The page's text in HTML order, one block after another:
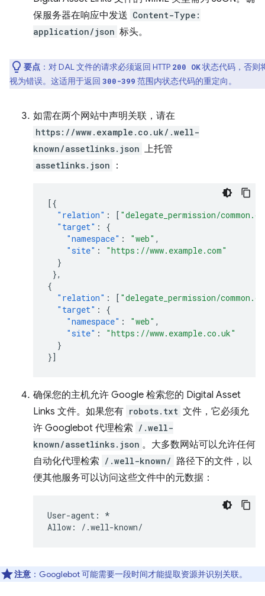
保服务器在响应中发送 Content-Type:
application/json 标头。
要点 ：对 DAL 文件的请求必须返回 HTTP 200 OK状态代码，否则
视为错误。这适用于返回 300-399 范围内状态代码的重定向。
如需在两个网站中声明关联，请在
https://www.example.co.uk/.well-
known/assetlinks.json 上托管
assetlinks.json ：
[{
"relation" : [ "delegate_permission/
"target" :
{
"namespace" : "web" ,
"site" :
"https://www.example.com"
}
},
{
"relation" : [ "delegate_permission/
"target" :
{
"namespace" : "web" ,
"site" :
"https://www.example.co.uk"
}
}]
确保您的主机允许 Google 检索您的 Digital Asset
Links 文件。如果您有 robots.txt 文件，它必须允
许 Googlebot 代理检索 /.well-
known/assetlinks.json 。大多数网站可以允许任何
自动化代理检索 /.well-known/ 路径下的文件，以
便其他服务可以访问这些文件中的元数据：
User-agent: *
注意 ：Googlebot 可能需要一段时间才能提取资源并识别关联。